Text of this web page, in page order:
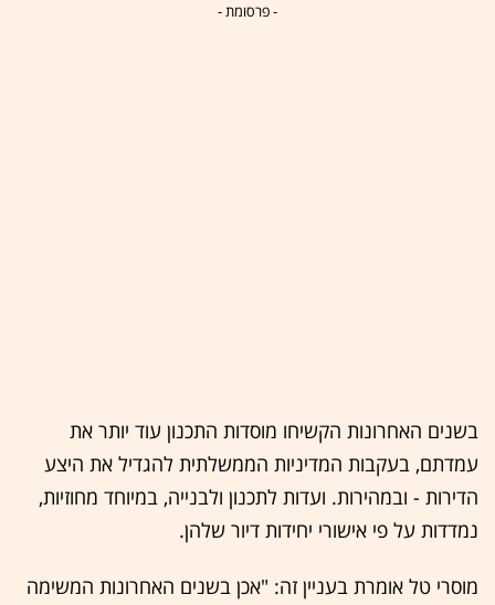
- פרסומת -
בשנים האחרונות הקשיחו מוסדות התכנון עוד יותר את
עמדתם, בעקבות המדיניות הממשלתית להגדיל את היצע
הדירות - ובמהירות. ועדות לתכנון ולבנייה, במיוחד מחוזיות,
נמדדות על פי אישורי יחידות דיור שלהן.
מוסרי טל אומרת בעניין זה: "אכן בשנים האחרונות המשימה